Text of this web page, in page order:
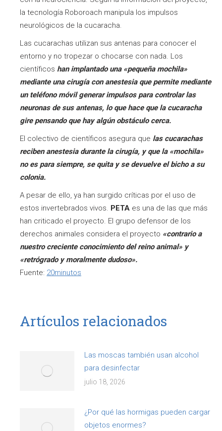
la tecnología Roboroach manipula los impulsos
neurológicos de la cucaracha.
Las cucarachas utilizan sus antenas para conocer el
entorno y no tropezar o chocarse con nada. Los
científicos han implantado una «pequeña mochila»
mediante una cirugía con anestesia que permite mediante
un teléfono móvil generar impulsos para controlar las
neuronas de sus antenas, lo que hace que la cucaracha
gire pensando que hay algún obstáculo cerca.
El colectivo de científicos asegura que las cucarachas
reciben anestesia durante la cirugía, y que la «mochila»
no es para siempre, se quita y se devuelve el bicho a su
colonia.
A pesar de ello, ya han surgido críticas por el uso de
estos invertebrados vivos. PETA es una de las que más
han criticado el proyecto. El grupo defensor de los
derechos animales considera el proyecto «contrario a
nuestro creciente conocimiento del reino animal» y
«retrógrado y moralmente dudoso».
Fuente: 20minutos
Artículos relacionados
Las moscas también usan alcohol
para desinfectar
julio 18, 2026
¿Por qué las hormigas pueden cargar
objetos enormes?